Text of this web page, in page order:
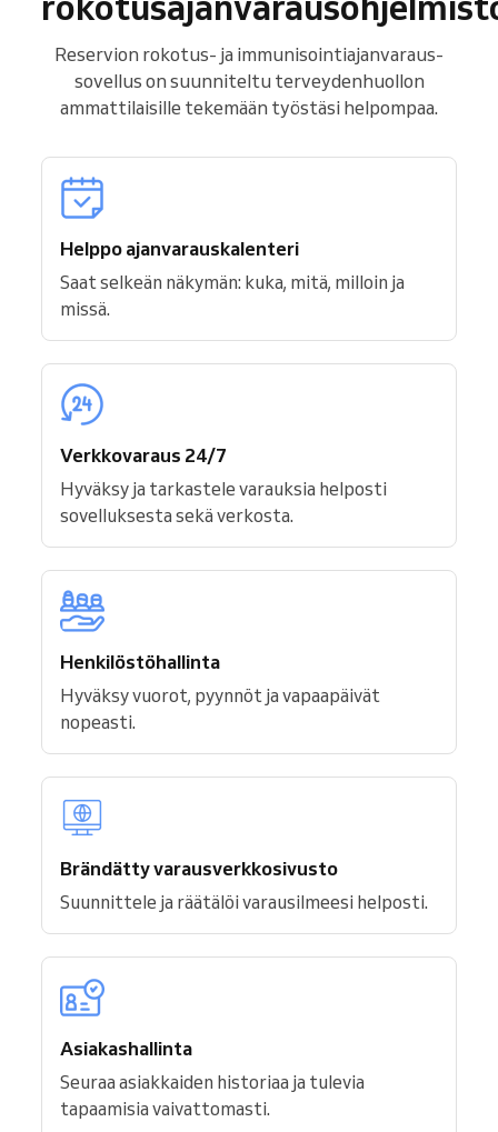
Reservion rokotus- ja immunisointiajanvaraus-
sovellus on suunniteltu terveydenhuollon
ammattilaisille tekemään työstäsi helpompaa.
Helppo ajanvarauskalenteri
Saat selkeän näkymän: kuka, mitä, milloin ja
missä.
Verkkovaraus 24/7
Hyväksy ja tarkastele varauksia helposti
sovelluksesta sekä verkosta.
Henkilöstöhallinta
Hyväksy vuorot, pyynnöt ja vapaapäivät
nopeasti.
Brändätty varausverkkosivusto
Suunnittele ja räätälöi varausilmeesi helposti.
Asiakashallinta
Seuraa asiakkaiden historiaa ja tulevia
tapaamisia vaivattomasti.